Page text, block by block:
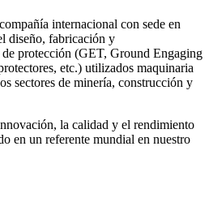
internacional con sede en
diseño, fabricación y
protección (GET, Ground Engaging
etc.) utilizados maquinaria
sectores de minería, construcción y
la calidad y el rendimiento
en un referente mundial en nuestro